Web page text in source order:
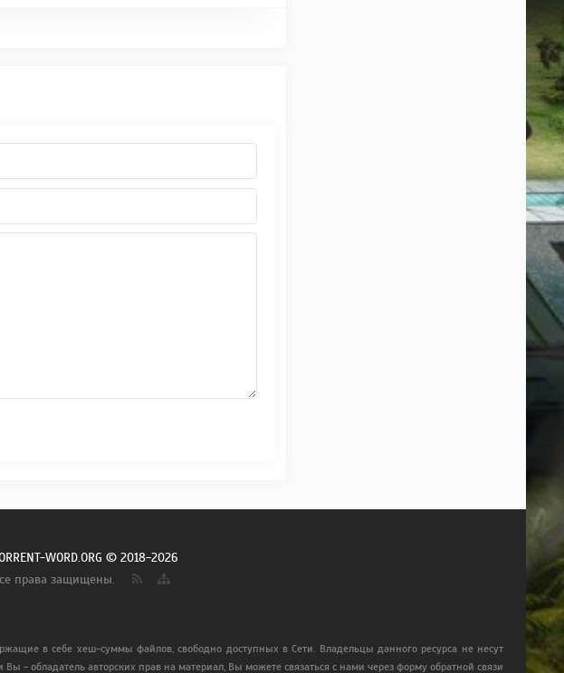
WORD.ORG © 2018-2026
права защищены.
в себе хеш-суммы файлов, свободно доступных в Сети. Владельцы данного ресурса не несут
- обладатель авторских прав на материал, Вы можете связаться с нами через форму обратной связи